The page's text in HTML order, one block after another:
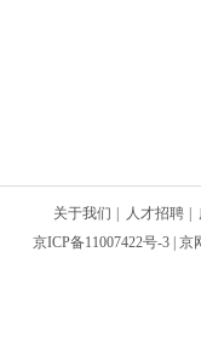
关于我们 人才招聘
京ICP备11007422号-3 |